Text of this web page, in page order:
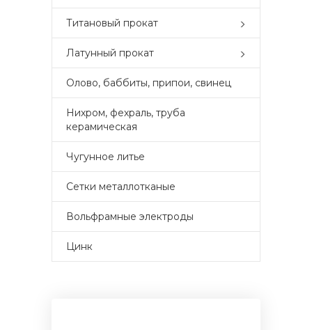
Титановый прокат
Латунный прокат
Олово, баббиты, припои, свинец
Нихром, фехраль, труба
керамическая
Чугунное литье
Сетки металлотканые
Вольфрамные электроды
Цинк